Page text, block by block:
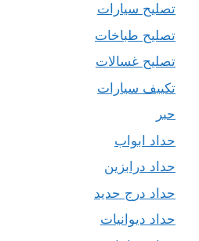
تصليح سيارات
تصليح طباخات
تصليح غسالات
تكييف سيارات
حبر
حداد ابواب
حداد درابزين
حداد درج حديد
حداد ديوانيات